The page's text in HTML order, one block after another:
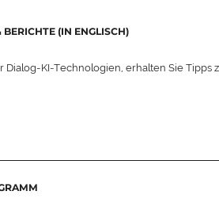
(IN ENGLISCH)
Dialog-KI-Technologien, erhalten Sie